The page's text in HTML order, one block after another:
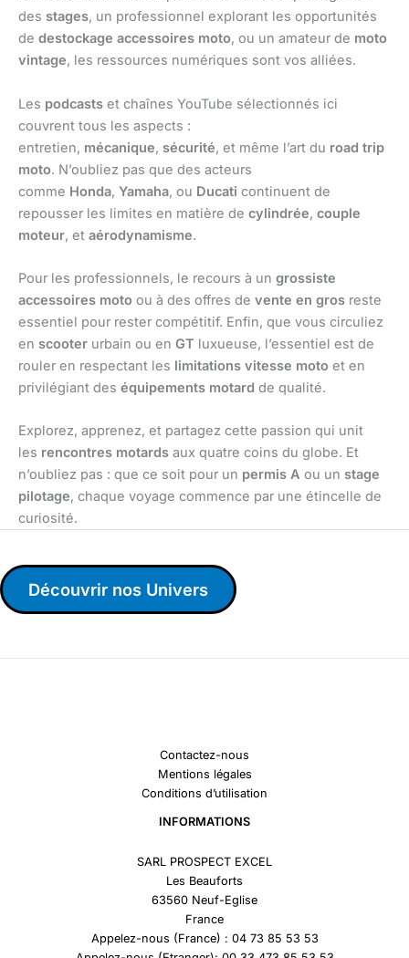
des stages, un professionnel explorant les opportunités
de destockage accessoires moto, ou un amateur de moto
vintage, les ressources numériques sont vos alliées.
Les podcasts et chaînes YouTube sélectionnés ici
couvrent tous les aspects :
entretien, mécanique, sécurité, et même l’art du road trip
moto. N’oubliez pas que des acteurs
comme Honda, Yamaha, ou Ducati continuent de
repousser les limites en matière de cylindrée, couple
moteur, et aérodynamisme.
Pour les professionnels, le recours à un grossiste
accessoires moto ou à des offres de vente en gros reste
essentiel pour rester compétitif. Enfin, que vous circuliez
en scooter urbain ou en GT luxueuse, l’essentiel est de
rouler en respectant les limitations vitesse moto et en
privilégiant des équipements motard de qualité.
Explorez, apprenez, et partagez cette passion qui unit
les rencontres motards aux quatre coins du globe. Et
n’oubliez pas : que ce soit pour un permis A ou un stage
pilotage, chaque voyage commence par une étincelle de
curiosité.
Découvrir nos Univers
Contactez-nous
Mentions légales
Conditions d’utilisation
INFORMATIONS
SARL PROSPECT EXCEL
Les Beauforts
63560 Neuf-Eglise
France
Appelez-nous (France) : 04 73 85 53 53